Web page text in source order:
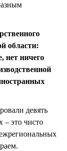
области:
нет ничего
девять
– это чисто